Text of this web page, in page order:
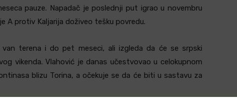
pauze. Napadač je poslednji put igrao u novembru
A protiv Kaljarija doživeo tešku povredu.
terena i do pet meseci, ali izgleda da će se srpski
vikenda. Vlahović je danas učestvovao u celokupnom
blizu Torina, a očekuje se da će biti u sastavu za